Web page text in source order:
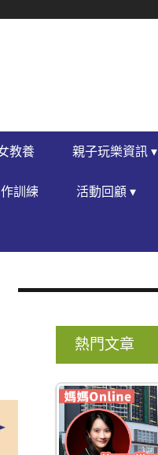
教養 親子玩樂資訊 ▾
訓練 活動回顧 ▾
熱門文章